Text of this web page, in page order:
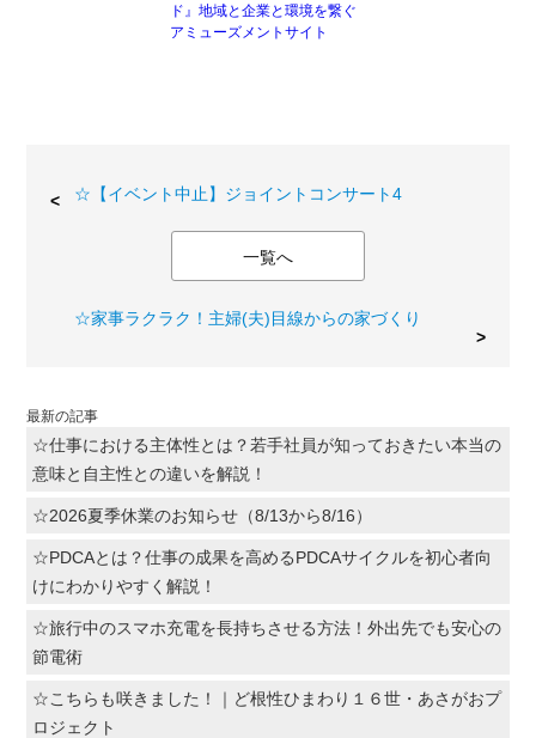
ド』地域と企業と環境を繋ぐ
アミューズメントサイト
☆【イベント中止】ジョイントコンサート4
一覧へ
☆家事ラクラク！主婦(夫)目線からの家づくり
最新の記事
☆仕事における主体性とは？若手社員が知っておきたい本当の
意味と自主性との違いを解説！
☆2026夏季休業のお知らせ（8/13から8/16）
☆PDCAとは？仕事の成果を高めるPDCAサイクルを初心者向
けにわかりやすく解説！
☆旅行中のスマホ充電を長持ちさせる方法！外出先でも安心の
節電術
☆こちらも咲きました！｜ど根性ひまわり１６世・あさがおプ
ロジェクト